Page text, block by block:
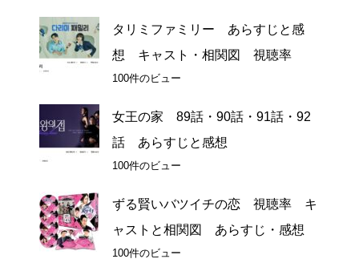
タリミファミリー あらすじと感
想 キャスト・相関図 視聴率
100件のビュー
女王の家 89話・90話・91話・92
話 あらすじと感想
100件のビュー
ずる賢いバツイチの恋 視聴率 キ
ャストと相関図 あらすじ・感想
100件のビュー